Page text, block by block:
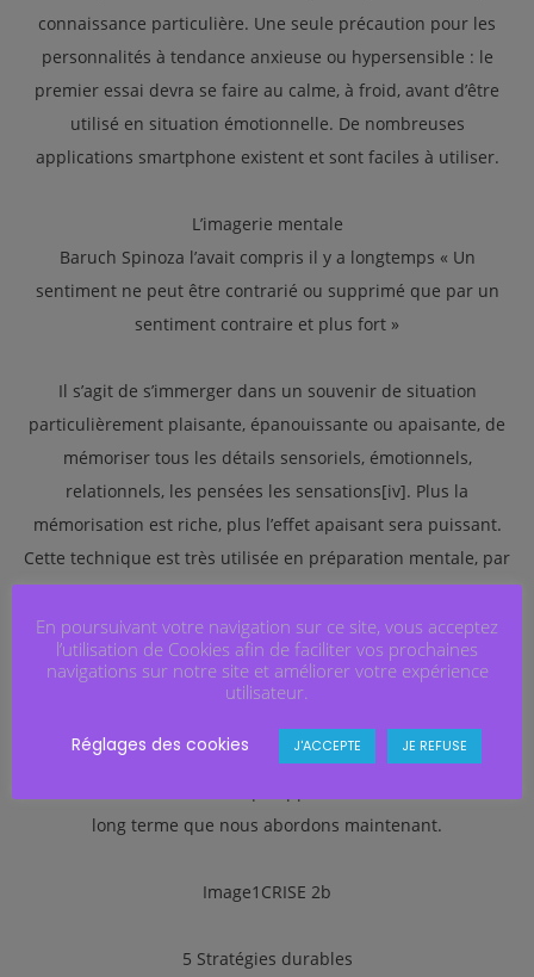
connaissance particulière. Une seule précaution pour les
personnalités à tendance anxieuse ou hypersensible : le
premier essai devra se faire au calme, à froid, avant d’être
utilisé en situation émotionnelle. De nombreuses
applications smartphone existent et sont faciles à utiliser.
L’imagerie mentale
Baruch Spinoza l’avait compris il y a longtemps « Un
sentiment ne peut être contrarié ou supprimé que par un
sentiment contraire et plus fort »
Il s’agit de s’immerger dans un souvenir de situation
particulièrement plaisante, épanouissante ou apaisante, de
mémoriser tous les détails sensoriels, émotionnels,
relationnels, les pensées les sensations[iv]. Plus la
mémorisation est riche, plus l’effet apaisant sera puissant.
Cette technique est très utilisée en préparation mentale, par
les sportifs de haut niveau.
Le soutien social
Échanger auprès d’une oreille bienveillante permet de
mettre à distance momentanément les pensées anxieuses,
mais le véritable effet d’une discussion avec un proche est
long terme que nous abordons maintenant.
Image1CRISE 2b
5 Stratégies durables
En poursuivant votre navigation sur ce site, vous acceptez
l’utilisation de Cookies afin de faciliter vos prochaines
navigations sur notre site et améliorer votre expérience
utilisateur.
Réglages des cookies J'ACCEPTE JE REFUSE